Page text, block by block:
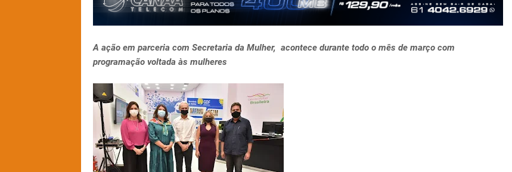
A ação em parceria com Secretaria da Mulher, acontece durante todo o mês de março com
programação voltada às mulheres